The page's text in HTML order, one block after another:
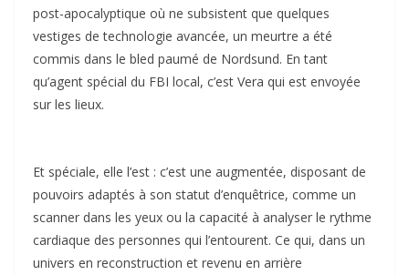
post-apocalyptique où ne subsistent que quelques
vestiges de technologie avancée, un meurtre a été
commis dans le bled paumé de Nordsund. En tant
qu’agent spécial du FBI local, c’est Vera qui est envoyée
sur les lieux.
Et spéciale, elle l’est : c’est une augmentée, disposant de
pouvoirs adaptés à son statut d’enquêtrice, comme un
scanner dans les yeux ou la capacité à analyser le rythme
cardiaque des personnes qui l’entourent. Ce qui, dans un
univers en reconstruction et revenu en arrière